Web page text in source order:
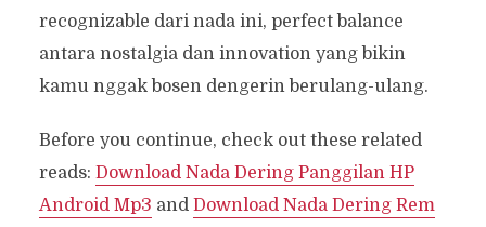
recognizable dari nada ini, perfect balance
antara nostalgia dan innovation yang bikin
kamu nggak bosen dengerin berulang-ulang.
Before you continue, check out these related
reads: Download Nada Dering Panggilan HP
Android Mp3 and Download Nada Dering Rem